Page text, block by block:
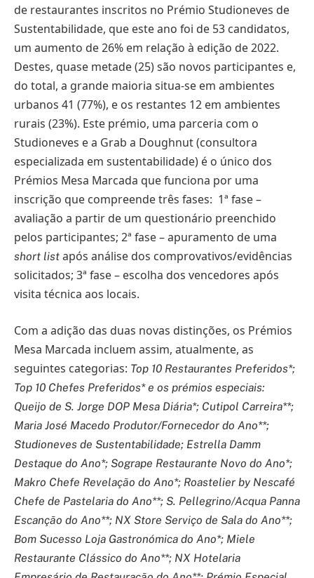
de restaurantes inscritos no Prémio Studioneves de
Sustentabilidade, que este ano foi de 53 candidatos,
um aumento de 26% em relação à edição de 2022.
Destes, quase metade (25) são novos participantes e,
do total, a grande maioria situa-se em ambientes
urbanos 41 (77%), e os restantes 12 em ambientes
rurais (23%). Este prémio, uma parceria com o
Studioneves e a Grab a Doughnut (consultora
especializada em sustentabilidade) é o único dos
Prémios Mesa Marcada que funciona por uma
inscrição que compreende três fases: 1ª fase –
avaliação a partir de um questionário preenchido
pelos participantes; 2ª fase – apuramento de uma
short list após análise dos comprovativos/evidências
solicitados; 3ª fase – escolha dos vencedores após
visita técnica aos locais.
Com a adição das duas novas distinções, os Prémios
Mesa Marcada incluem assim, atualmente, as
seguintes categorias: Top 10 Restaurantes Preferidos*;
Top 10 Chefes Preferidos* e os prémios especiais:
Queijo de S. Jorge DOP Mesa Diária*; Cutipol Carreira**;
Maria José Macedo Produtor/Fornecedor do Ano**;
Studioneves de Sustentabilidade; Estrella Damm
Destaque do Ano*; Sogrape Restaurante Novo do Ano*;
Makro Chefe Revelação do Ano*; Roastelier by Nescafé
Chefe de Pastelaria do Ano**; S. Pellegrino/Acqua Panna
Escanção do Ano**; NX Store Serviço de Sala do Ano**;
Bom Sucesso Loja Gastronómica do Ano*; Miele
Restaurante Clássico do Ano**; NX Hotelaria